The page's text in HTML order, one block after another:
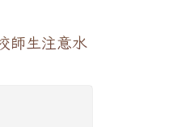
師生注意水